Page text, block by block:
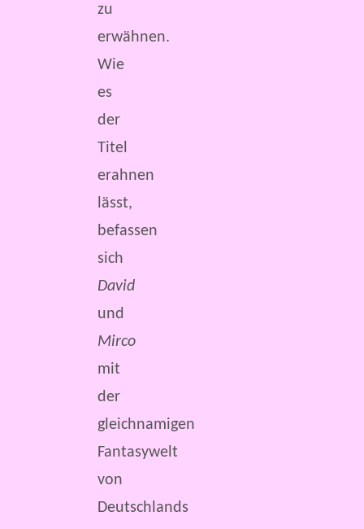
zu
erwähnen.
Wie
es
der
Titel
erahnen
lässt,
befassen
sich
David
und
Mirco
mit
der
gleichnamigen
Fantasywelt
von
Deutschlands